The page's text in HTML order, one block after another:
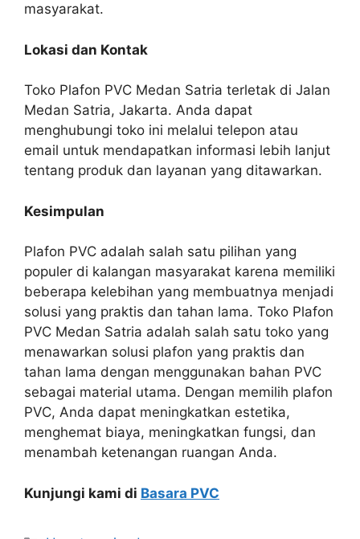
masyarakat.
Lokasi dan Kontak
Toko Plafon PVC Medan Satria terletak di Jalan
Medan Satria, Jakarta. Anda dapat
menghubungi toko ini melalui telepon atau
email untuk mendapatkan informasi lebih lanjut
tentang produk dan layanan yang ditawarkan.
Kesimpulan
Plafon PVC adalah salah satu pilihan yang
populer di kalangan masyarakat karena memiliki
beberapa kelebihan yang membuatnya menjadi
solusi yang praktis dan tahan lama. Toko Plafon
PVC Medan Satria adalah salah satu toko yang
menawarkan solusi plafon yang praktis dan
tahan lama dengan menggunakan bahan PVC
sebagai material utama. Dengan memilih plafon
PVC, Anda dapat meningkatkan estetika,
menghemat biaya, meningkatkan fungsi, dan
menambah ketenangan ruangan Anda.
Kunjungi kami di Basara PVC